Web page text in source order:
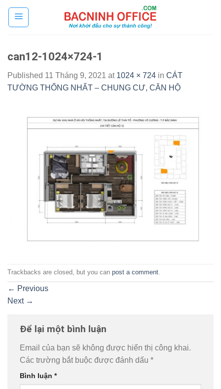
Skip
can12-1024×724-1
Published 11 Tháng 9, 2021 at 1024 × 724 in CÁT
TƯỜNG THỐNG NHẤT – CHUNG CƯ, CĂN HỘ
Trackbacks are closed, but you can post a comment.
← Previous
Next →
Để lại một bình luận
Email của bạn sẽ không được hiển thị công khai.
Các trường bắt buộc được đánh dấu *
Bình luận *